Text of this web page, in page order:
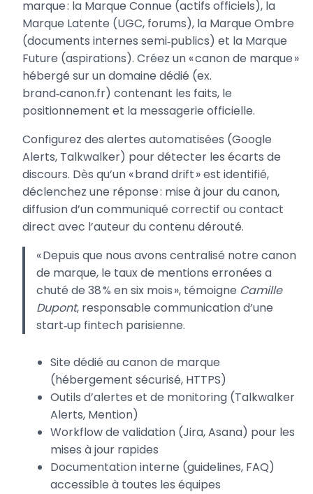
marque : la Marque Connue (actifs officiels), la
Marque Latente (UGC, forums), la Marque Ombre
(documents internes semi‑publics) et la Marque
Future (aspirations). Créez un « canon de marque »
hébergé sur un domaine dédié (ex.
brand‑canon.fr) contenant les faits, le
positionnement et la messagerie officielle.
Configurez des alertes automatisées (Google
Alerts, Talkwalker) pour détecter les écarts de
discours. Dès qu’un « brand drift » est identifié,
déclenchez une réponse : mise à jour du canon,
diffusion d’un communiqué correctif ou contact
direct avec l’auteur du contenu dérouté.
« Depuis que nous avons centralisé notre canon
de marque, le taux de mentions erronées a
chuté de 38 % en six mois », témoigne Camille
Dupont, responsable communication d’une
start‑up fintech parisienne.
Site dédié au canon de marque
(hébergement sécurisé, HTTPS)
Outils d’alertes et de monitoring (Talkwalker
Alerts, Mention)
Workflow de validation (Jira, Asana) pour les
mises à jour rapides
Documentation interne (guidelines, FAQ)
accessible à toutes les équipes